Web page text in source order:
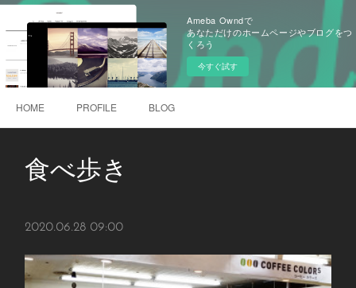
Ameba Owndで
あなただけのホームページやブログをつ
くろう
今すぐ試す
HOME PROFILE BLOG
食べ歩き
2020.06.28 09:00